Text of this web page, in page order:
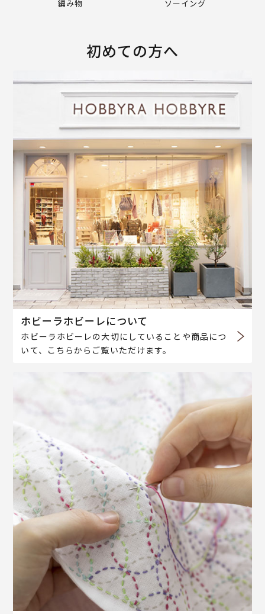
編み物 ソーイング
初めての方へ
ホビーラホビーレについて
ホビーラホビーレの大切にしていることや商品につ
いて、こちらからご覧いただけます。